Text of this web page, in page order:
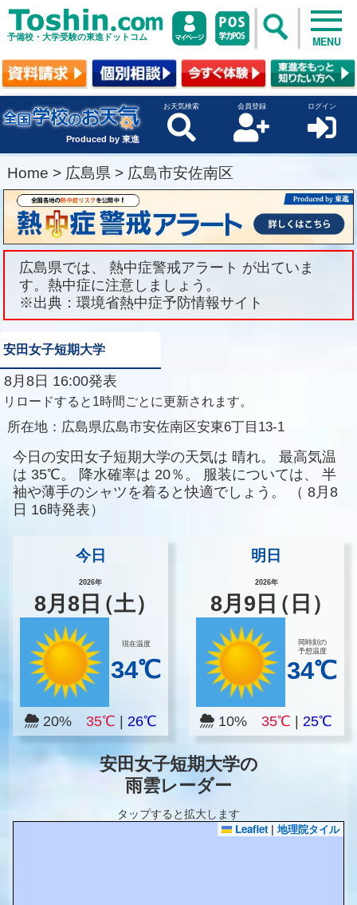
予備校・大学受験の東進ドットコム MENU
Produced by 東進
お天気検索 会員登録 ログイン
Home > 広島県 > 広島市安佐南区
広島県では、 熱中症警戒アラート が出ていま
す。熱中症に注意しましょう。
※出典：環境省熱中症予防情報サイト
安田女子短期大学
8月8日 16:00発表
リロードすると1時間ごとに更新されます。
所在地： 広島県広島市安佐南区安東6丁目13-1
今日の安田女子短期大学の天気は 晴れ。
最高気温
は 35℃。 降水確率は 20％。 服装については、
半
袖や薄手のシャツを着ると快適でしょう。
（ 8月8
日 16時発表）
今日
2026年
8月8 日（土）
現在温度
34℃
20% 35℃ 26℃
明日
2026年
8月 9 日（日）
同時刻の
予想温度
34℃
10%35℃ |25℃
安田女子短期大学の
雨雲レーダー
タップすると拡大します
Leaflet | 地理院タイル